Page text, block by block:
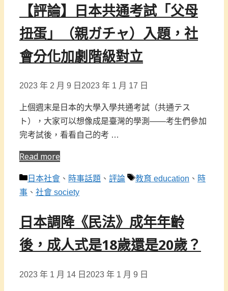
【評論】日本共通考試「父母
扭蛋」（親ガチャ）入題，社
會分化加劇階級對立
2023 年 2 月 9 日 2023 年 1 月 17 日
上個週末是日本的大學入學共通考試（共通テス
ト），大家可以想像成是臺灣的學測——考生們參加
完考試後，看看自己的考 …
Read more
分
類
日本社會 、 時事話題 、 評論
標
教育 education 、 時
事 、 社會 society
日本調降《民法》成年年齡
後，成人式是18歲還是20歲？
2023 年 1 月 14 日 2023 年 1 月 9 日